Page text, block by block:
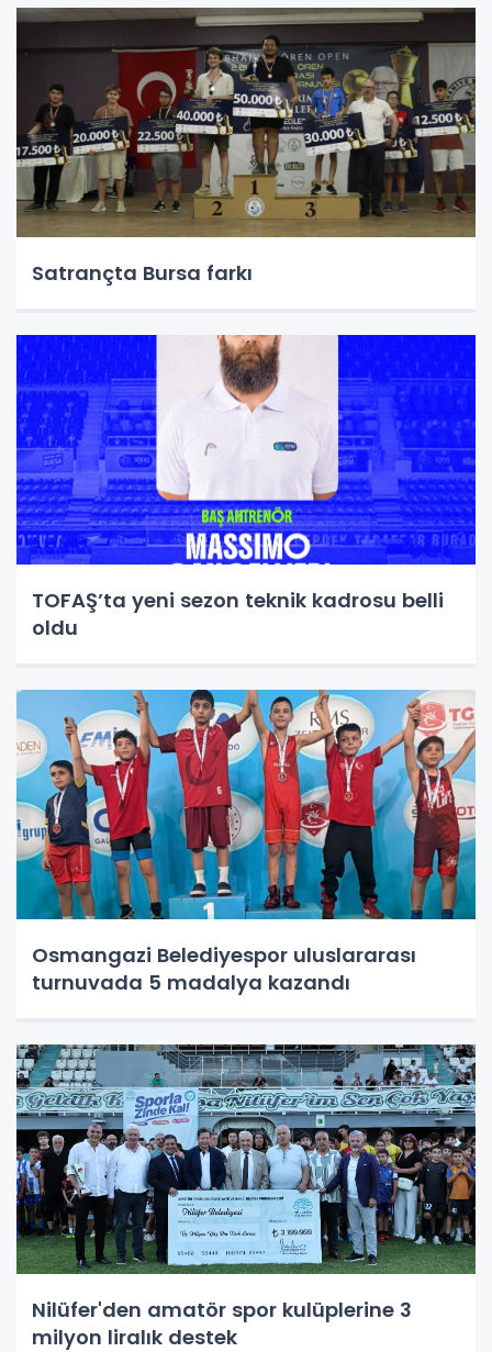
Satrançta Bursa farkı
TOFAŞ’ta yeni sezon teknik kadrosu belli
oldu
Osmangazi Belediyespor uluslararası
turnuvada 5 madalya kazandı
Nilüfer'den amatör spor kulüplerine 3
milyon liralık destek